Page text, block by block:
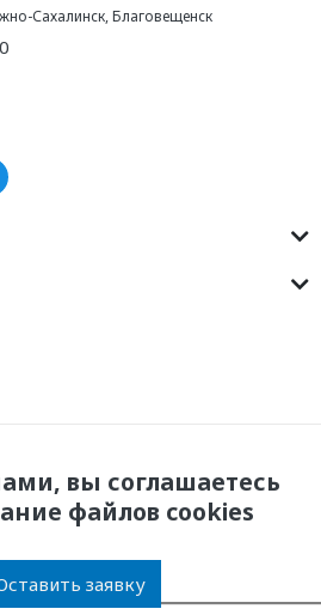
Сахалинск,Благовещенск
Компания
вы соглашаетесь
файлов cookies
заявку